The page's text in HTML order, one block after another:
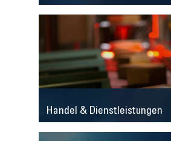
Handel & Dienstleistungen